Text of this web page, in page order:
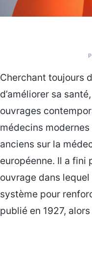
Cherchant toujours
d’améliorer sa
ouvrages
médecins
anciens sur la
européenne. Il a fini
ouvrage dans
système pour
publié en 1927,